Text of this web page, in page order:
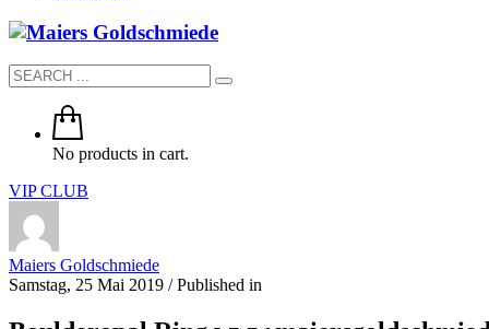
No products in cart.
VIP CLUB
Maiers Goldschmiede
Samstag, 25 Mai 2019 /Published in